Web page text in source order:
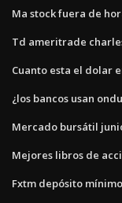
Ma stock fuera de
Td ameritrade
Cuanto esta el dolar
¿los bancos usan
Mercado bursátil
Mejores libros de
Fxtm depósito